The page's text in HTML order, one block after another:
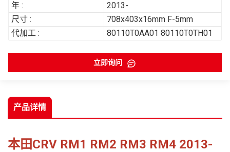
年 :
2013-
尺寸 :
708x403x16mm F-5mm
代加工 :
80110T0AA01 80110T0TH01
立即询问
产品详情
本田CRV RM1 RM2 RM3 RM4 2013-